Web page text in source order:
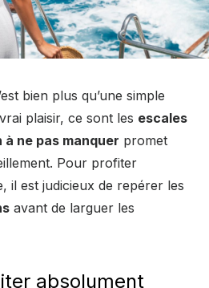
bien plus qu’une simple
plaisir, ce sont les escales
ne pas manquer promet
Pour profiter
il est judicieux de repérer les
avant de larguer les
absolument